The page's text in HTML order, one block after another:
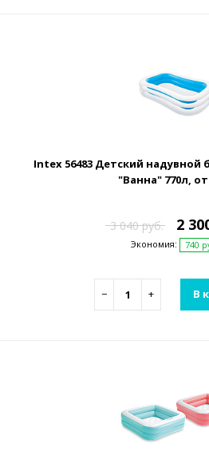
Intex 56483 Детский надувной
"Ванна" 770л,
3 040 руб. 2
Экономия: 740
− + В